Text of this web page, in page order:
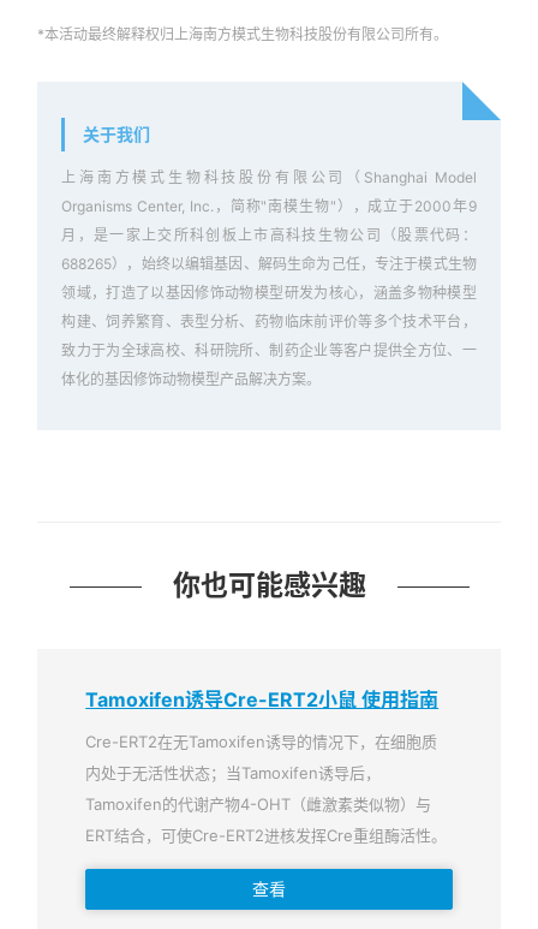
*本活动最终解释权归上海南方模式生物科技股份有限公司所有。
关于我们
上海南方模式生物科技股份有限公司（Shanghai Model
Organisms Center, Inc.，简称"南模生物"），成立于2000年9
月，是一家上交所科创板上市高科技生物公司（股票代码：
688265），始终以编辑基因、解码生命为己任，专注于模式生物
领域，打造了以基因修饰动物模型研发为核心，涵盖多物种模型
构建、饲养繁育、表型分析、药物临床前评价等多个技术平台，
致力于为全球高校、科研院所、制药企业等客户提供全方位、一
体化的基因修饰动物模型产品解决方案。
你也可能感兴趣
Tamoxifen诱导Cre-ERT2小鼠 使用指南
Cre-ERT2在无Tamoxifen诱导的情况下，在细胞质
内处于无活性状态；当Tamoxifen诱导后，
Tamoxifen的代谢产物4-OHT（雌激素类似物）与
ERT结合，可使Cre-ERT2进核发挥Cre重组酶活性。
查看